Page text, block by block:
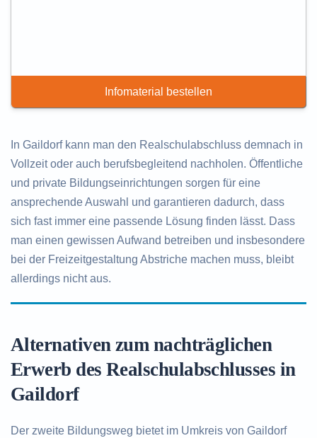
Infomaterial bestellen
In Gaildorf kann man den Realschulabschluss demnach in
Vollzeit oder auch berufsbegleitend nachholen. Öffentliche
und private Bildungseinrichtungen sorgen für eine
ansprechende Auswahl und garantieren dadurch, dass
sich fast immer eine passende Lösung finden lässt. Dass
man einen gewissen Aufwand betreiben und insbesondere
bei der Freizeitgestaltung Abstriche machen muss, bleibt
allerdings nicht aus.
Alternativen zum nachträglichen
Erwerb des Realschulabschlusses in
Gaildorf
Der zweite Bildungsweg bietet im Umkreis von Gaildorf